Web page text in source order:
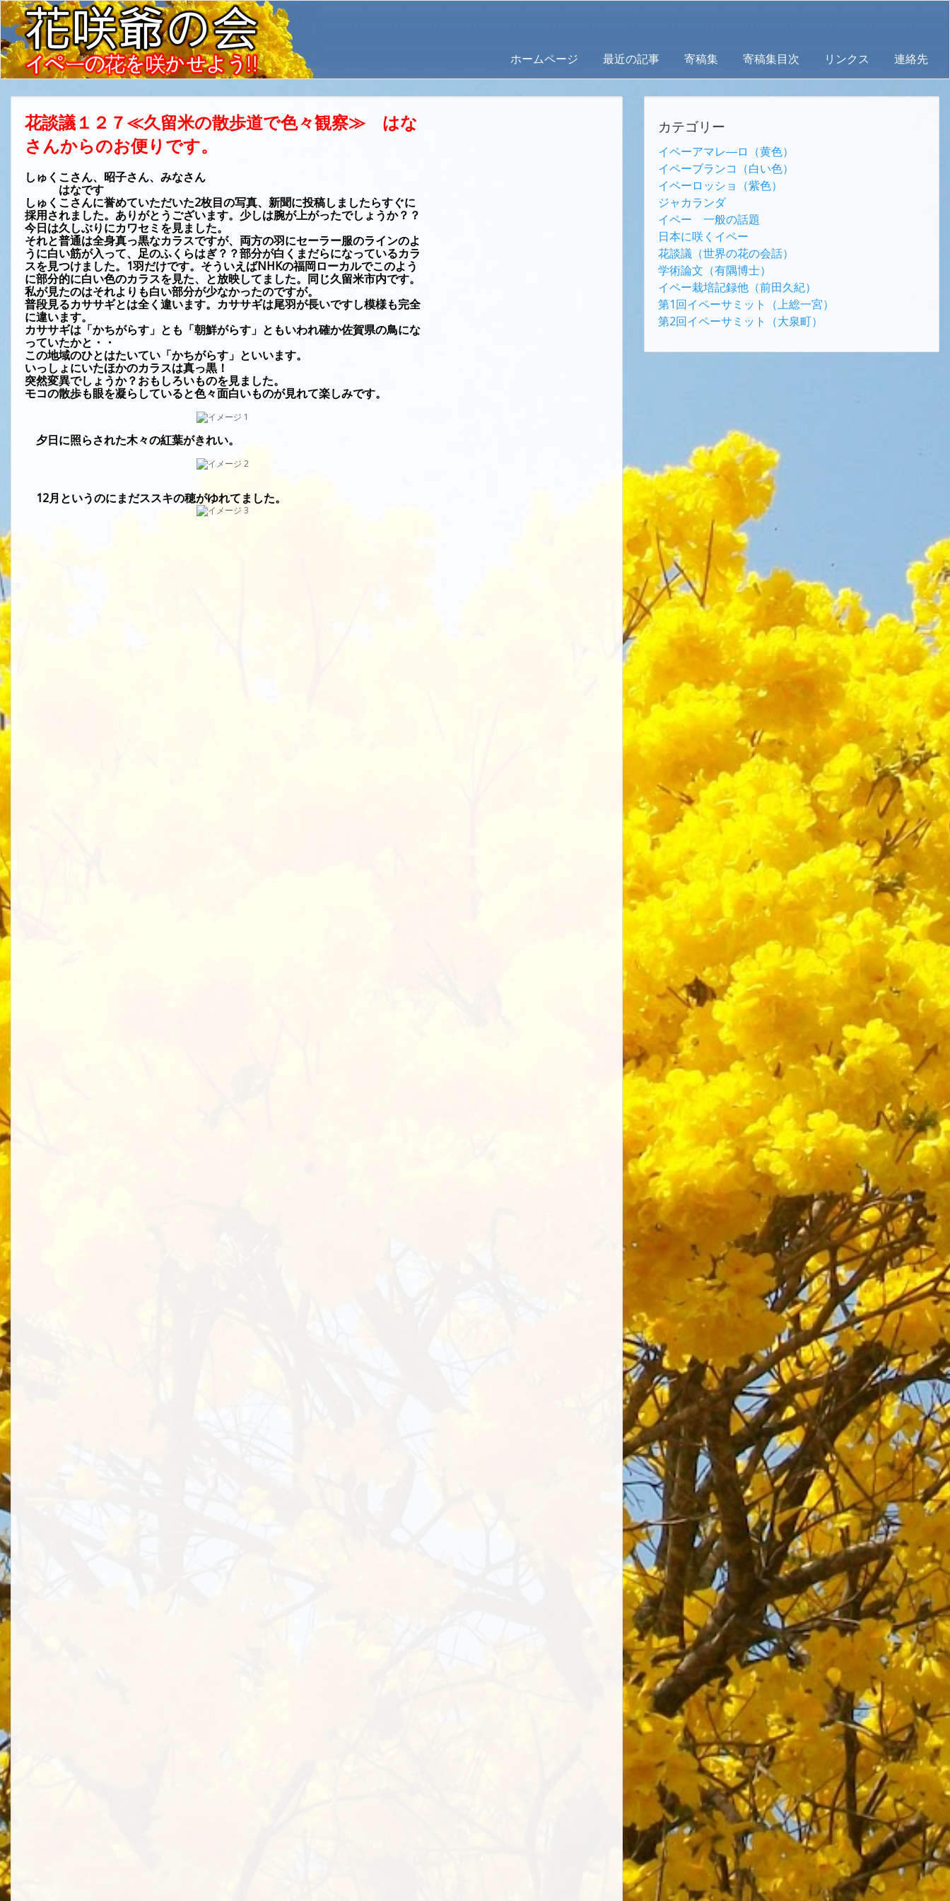
ホームページ 最近の記事 寄稿集 寄稿集目次 リンクス 連絡先
花談議１２７≪久留米の散歩道で色々観察≫ はな
さんからのお便りです。
しゅくこさん、昭子さん、みなさん
はなです
しゅくこさんに誉めていただいた2枚目の写真、新聞に投稿しましたらすぐに
採用されました。 ありがとうございます。少しは腕が上がったでしょうか？？
今日は久しぶりにカワセミを見ました。
それと普通は全身真っ黒なカラスですが、両方の羽にセーラー服のラインのよ
うに白い筋が入って、足のふくらはぎ？？部分が白くまだらになっているカラ
スを見つけました。 1羽だけです。そういえばNHKの福岡ローカルでこのよう
に部分的に白い色のカラスを見た、と放映してました。同じ久留米市内です。
私が見たのはそれよりも白い部分が少なかったのですが。
普段見るカササギとは全く違います。カササギは尾羽が長いですし模様も完全
に違います。
カササギは「かちがらす」とも「朝鮮がらす」ともいわれ確か佐賀県の鳥にな
っていたかと・・
この地域のひとはたいてい「かちがらす」といいます。
いっしょにいたほかのカラスは真っ黒！
突然変異でしょうか？おもしろいものを見ました。
モコの散歩も眼を凝らしていると色々面白いものが見れて楽しみです。
夕日に照らされた木々の紅葉がきれい。
12月というのにまだススキの穂がゆれてました。
カテゴリー
イペーアマレ―ロ（黄色）
イペーブランコ（白い色）
イペーロッショ（紫色）
ジャカランダ
イペー 一般の話題
日本に咲くイペー
花談議（世界の花の会話）
学術論文（有隅博士）
イペー栽培記録他（前田久紀）
第1回イペーサミット（上総一宮）
第2回イペーサミット（大泉町）